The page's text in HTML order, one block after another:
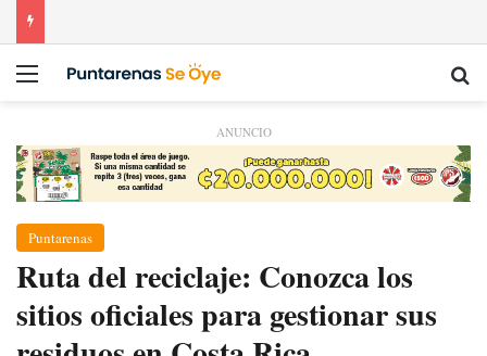
Menú
ANUNCIO
Puntarenas
Ruta del reciclaje: Conozca los
sitios oficiales para gestionar sus